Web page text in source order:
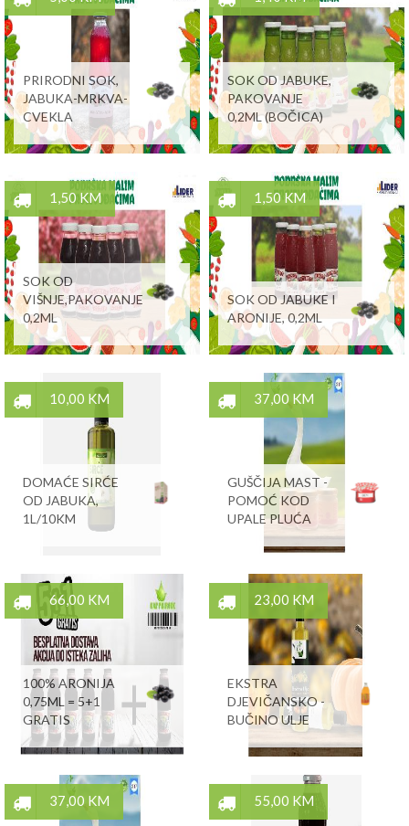
PRIRODNI SOK,
JABUKA-MRKVA-
CVEKLA
SOK OD JABUKE,
PAKOVANJE
0,2ML (BOČICA)
1,50 KM
SOK OD
VIŠNJE,PAKOVANJE
0,2ML
1,50 KM
SOK OD JABUKE I
ARONIJE, 0,2ML
10,00 KM
DOMAĆE SIRĆE
OD JABUKA,
1L/10KM
37,00 KM
GUŠČIJA MAST -
POMOĆ KOD
UPALE PLUĆA
66,00 KM
100% ARONIJA
0,75ML = 5+1
GRATIS
23,00 KM
EKSTRA
DJEVIČANSKO -
BUČINO ULJE
37,00 KM 55,00 KM